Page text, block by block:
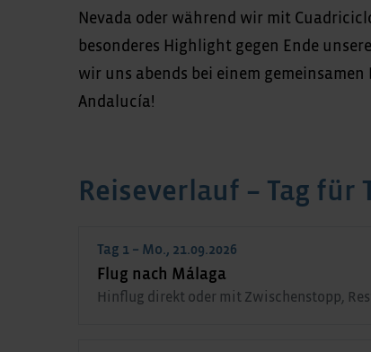
Nevada oder während wir mit
besonderes Highlight gegen Ende
wir uns abends bei einem gemeinsamen
Andalucía!
Reiseverlauf – Tag für
Tag 1 – Mo., 21.09.2026
Flug nach Málaga
Hinflug direkt oder mit Zwischenstopp,